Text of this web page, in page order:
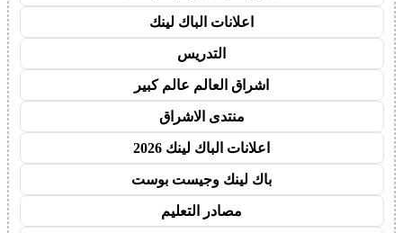
اعلانات الباك لينك
التدريس
اشراق العالم عالم كبير
منتدى الاشراق
اعلانات الباك لينك 2026
باك لينك وجيست بوست
مصادر التعليم